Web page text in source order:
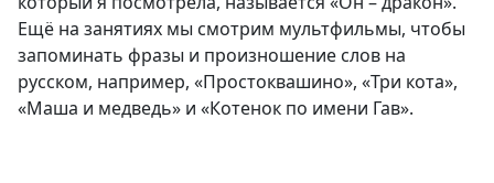
Ещё на занятиях мы смотрим мультфильмы, чтобы
запоминать фразы и произношение слов на
русском, например, «Простоквашино», «Три кота»,
«Маша и медведь» и «Котенок по имени Гав».